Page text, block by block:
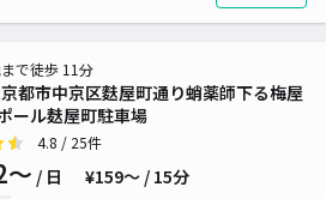
都市中京区麩屋町通り蛸薬師下る梅屋
ール麸屋町駐車場
で徒歩 11分
4.8 / 25件
/ 日 ¥159〜 / 15分